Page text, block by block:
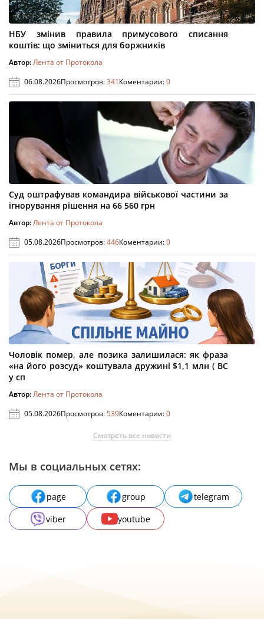
НБУ змінив правила примусового списання
коштів: що зміниться для боржників
Автор:Лента от Протокола
06.08.2026Просмотров:341Коментарии:0
Суд оштрафував командира військової частини за
ігнорування рішення на 66 560 грн
Автор:Лента от Протокола
05.08.2026Просмотров:446Коментарии:0
Чоловік помер, але позика залишилася: як фраза
«на його розсуд» коштувала дружині $1,1 млн ( ВС
у сп
Автор:Лента от Протокола
05.08.2026Просмотров:539Коментарии:0
Смотреть все новости
Мы в социальных сетях:
page group
telegram
viber
youtube